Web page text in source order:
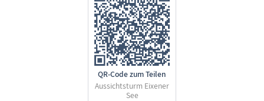
QR-Code zum Teilen
Aussichtsturm Eixener
See